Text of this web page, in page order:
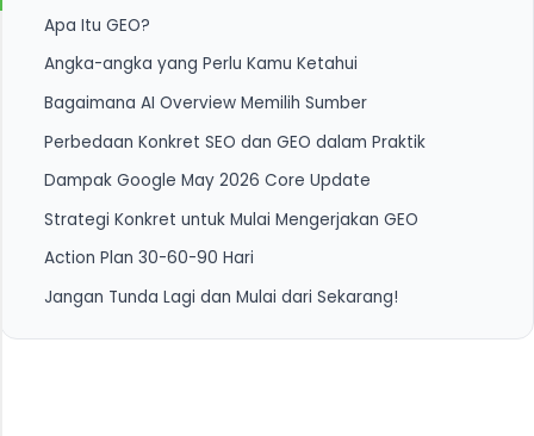
Apa Itu GEO?
Angka-angka yang Perlu Kamu Ketahui
Bagaimana AI Overview Memilih Sumber
1. Schema Markup
2. Original Data dan Perspektif
3. Otoritas Topik
Perbedaan Konkret SEO dan GEO dalam Praktik
Dampak Google May 2026 Core Update
Strategi Konkret untuk Mulai Mengerjakan GEO
Langkah 1: Audit AI Overview untuk Query
Terpentingmu
Action Plan 30-60-90 Hari
Jangan Tunda Lagi dan Mulai dari Sekarang!